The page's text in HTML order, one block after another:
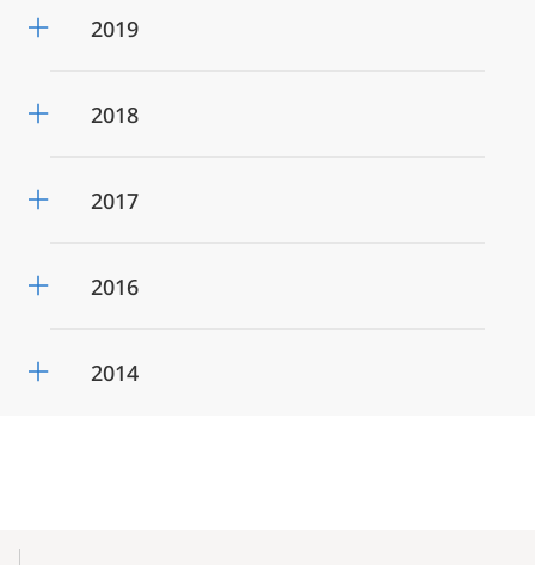
2019
2018
2017
2016
2014